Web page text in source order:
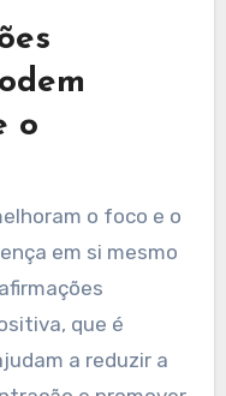
o
o foco e o
em si mesmo
que é
a reduzir a